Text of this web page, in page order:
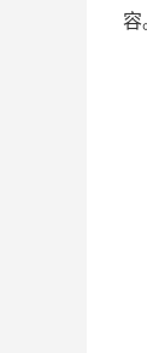
容